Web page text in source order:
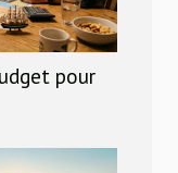
pour